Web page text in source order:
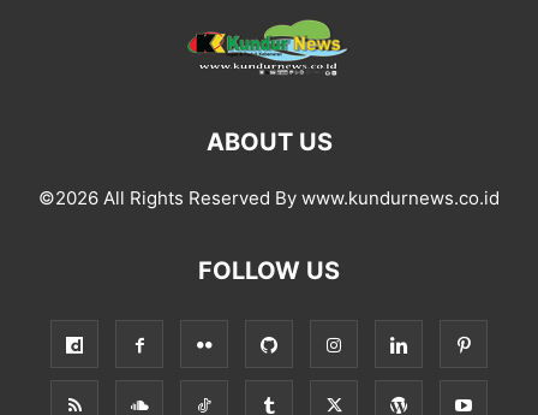
ABOUT US
©2026 All Rights Reserved By www.kundurnews.co.id
FOLLOW US